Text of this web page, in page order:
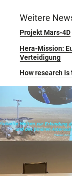
Weitere
Projekt Mars-4D
Hera-Mission:
Verteidigung
How research